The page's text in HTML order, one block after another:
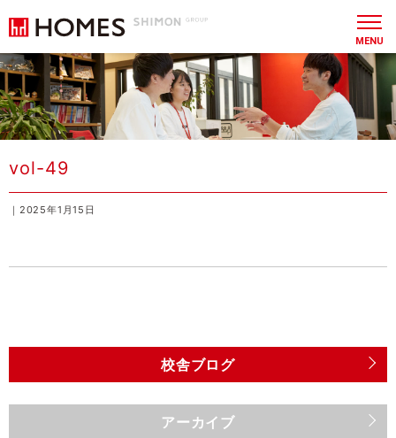
MENU
vol-49
｜2025年1月15日
校舎ブログ
アーカイブ